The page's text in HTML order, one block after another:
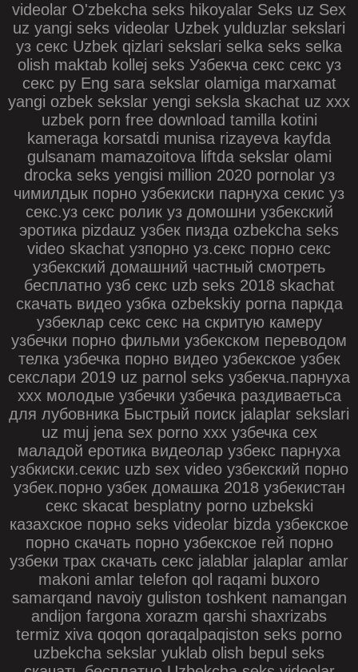
videolar O'zbekcha seks hikoyalar Seks uz Sex
uz yangi seks videolar Uzbek yulduzlar sekslari
уз секс Uzbek qizlari sekslari selka seks selka
olish maktab kollej seks Узбекча секс секс уз
секс ру Eng sara sekslar olamiga marxamat
yangi ozbek sekslar yengi seksla skachat uz xxx
uzbek porn free download tamilla kotini
kameraga korsatdi munisa rizayeva kayfda
gulsanam mamazoitova liftda sekslar olami
drocka seks yengisi million 2020 pornolar уз
чимилдык порно узбекиски парнуха секис уз
секс.уз секс ролик уз домошни узбекский
эротика pizdauz узбек пизда ozbekcha seks
video skachat узпорно уз.секс порно секс
узбекский домашний частный смотреть
бесплатно узб секс uzb seks 2018 skachat
скачать видео узбка ozbekskiy porna паркда
узбеклар секс секс на скритую камеру
узбечки порно фильми узбекском переводом
телка узбечка порно видео узбекское узбек
секслари 2019 uz parnol seks узбекча.парнуха
xxx молодые узбечки узбечка раздиваетьса
для лубовника Быстрый поиск jalaplar sekslari
uz muj jena sex porno ххх узбечка сех
маладой еротика видеолар узбекс парнуха
узбкиски.секис uzb sex video узбекский порно
узбек.порно узбек домашка 2018 узбекистан
секс skacat besplatny porno uzbekski
казахское порно seks videolar bizda узбекское
порно скачать порно узбекское гей порно
узбеки трах скачать секс jalablar jalaplar amlar
makoni amlar telefon qol raqami buxoro
samarqand navoiy guliston toshkent namangan
andijon fargona xorazm qarshi shaxrizabs
termiz xiva qoqon qoraqalpaqiston seks porno
uzbekcha sekslar yuklab olish bepul seks